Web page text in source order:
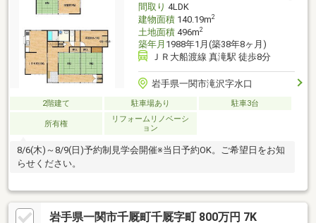
間取り 4LDK
建物面積140.19m2
土地面積496m2
築年月 1988年1月(築38年8ヶ月)
ＪＲ大船渡線 真滝駅 徒歩8分
岩手県一関市滝沢字水口
2階建て 駐車場あり 駐車3台
所有権
リフォームリノベーシ
ョン
8/6(木)～8/9(日)予約制見学会開催※当日予約OK。ご希望日をお知
らせください。
岩手県一関市千厩町千厩字町 800万円 7K